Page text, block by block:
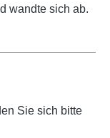
wandte sich ab.
Sie sich bitte